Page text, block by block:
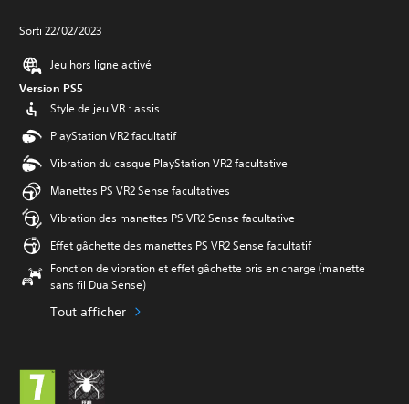
Sorti 22/02/2023
Jeu hors ligne activé
Version PS5
Style de jeu VR : assis
PlayStation VR2 facultatif
Vibration du casque PlayStation VR2 facultative
Manettes PS VR2 Sense facultatives
Vibration des manettes PS VR2 Sense facultative
Effet gâchette des manettes PS VR2 Sense facultatif
Fonction de vibration et effet gâchette pris en charge (manette
sans fil DualSense)
Tout afficher